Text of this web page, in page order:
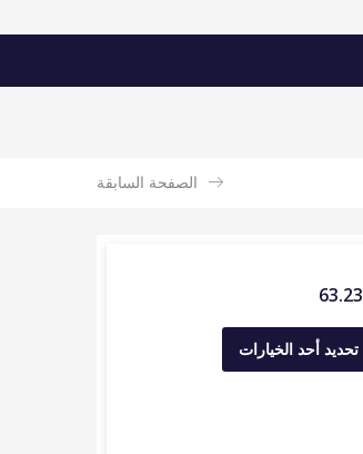
الصفحة السابقة
63.23
تحديد أحد الخيارات